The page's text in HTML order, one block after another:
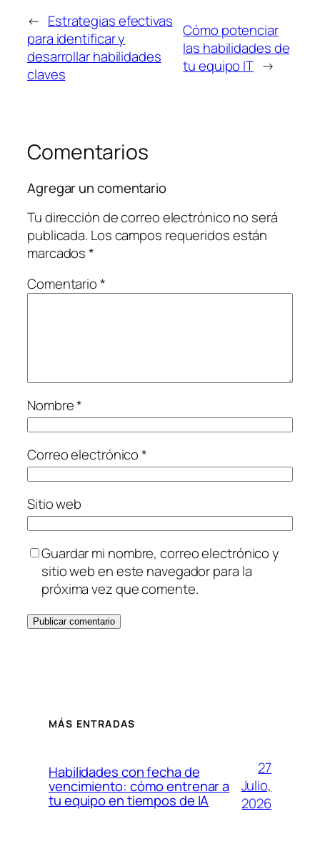
← Estrategias efectivas
para identificar y
desarrollar habilidades
claves
Cómo potenciar
las habilidades de
tu equipo IT →
Comentarios
Agregar un comentario
Tu dirección de correo electrónico no será
publicada. Los campos requeridos están
marcados*
Comentario*
Nombre*
Correo electrónico*
Sitio web
Guardar mi nombre, correo electrónico y
sitio web en este navegador para la
próxima vez que comente.
MÁS ENTRADAS
Habilidades con fecha de
vencimiento: cómo entrenar a
tu equipo en tiempos de IA
27
Julio,
2026